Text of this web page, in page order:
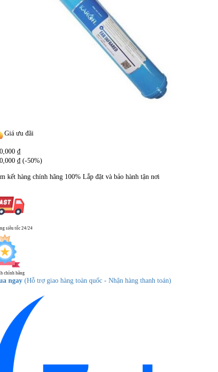
Giá ưu đãi
₫
₫ (-50%)
kết hàng chính hãng 100% Lắp đặt và bảo hành tận nơi
siêu tốc 24/24
chính hãng
ngay (Hỗ trợ giao hàng toàn quốc - Nhận hàng thanh toán)